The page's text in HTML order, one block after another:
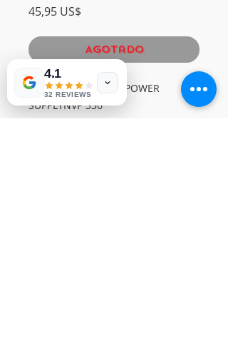
45,95 US$
Agotado
PANASONIC/SANYO POWER
SUPPLYNVP 336
4.1
32 REVIEWS